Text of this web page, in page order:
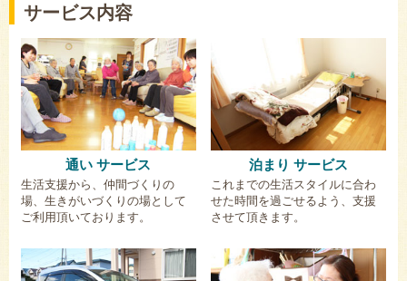
サービス内容
通い サービス
生活支援から、仲間づくりの
場、生きがいづくりの場として
ご利用頂いております。
泊まり サービス
これまでの生活スタイルに合わ
せた時間を過ごせるよう、支援
させて頂きます。